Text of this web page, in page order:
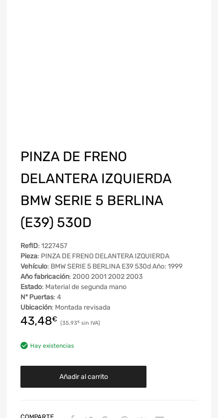
PINZA DE FRENO
DELANTERA IZQUIERDA
BMW SERIE 5 BERLINA
(E39) 530D
RefID: 1227457
Pieza: PINZA DE FRENO DELANTERA IZQUIERDA
Vehículo: BMW SERIE 5 BERLINA E39 530d Año: 1999
Año fabricación: 2000 2001 2002 2003
Estado: Material de segunda mano
Nº Puertas: 4
Ubicación: Montada revisada
43,48€ 35,93€
Hay existencias
Añadir al carrito